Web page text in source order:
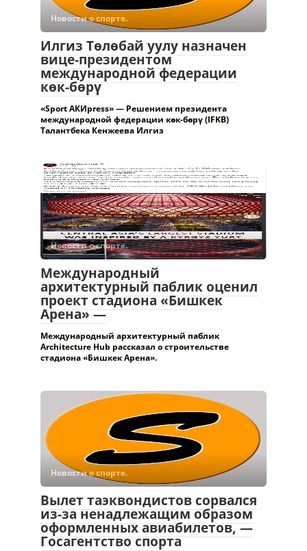
Новости о спорте.
Илгиз Төлөбай уулу назначен
вице-президентом
международной федерации
көк-бөрү
«Sport АКИpress» — Решением президента
международной федерации көк-бөрү (IFKB)
Талантбека Кенжеева Илгиз
Новости о спорте.
Международный
архитектурный паблик оценил
проект стадиона «Бишкек
Арена» —
Международный архитектурный паблик
Architecture Hub рассказал о строительстве
стадиона «Бишкек Арена».
Новости о спорте.
Вылет таэквондистов сорвался
из-за ненадлежащим образом
оформленных авиабилетов, —
Госагентство спорта